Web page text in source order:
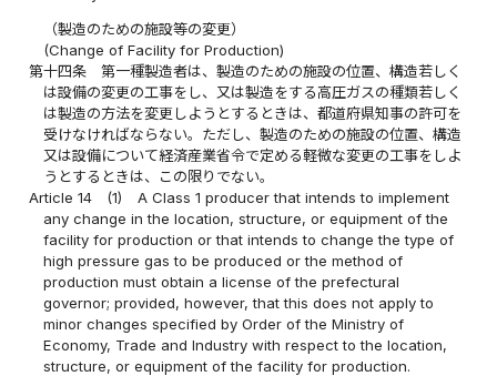
（製造のための施設等の変更）
(Change of Facility for Production)
第十四条
第一種製造者は、製造のための施設の位置、構造若しく
は設備の変更の工事をし、又は製造をする高圧ガスの種類若しく
は製造の方法を変更しようとするときは、都道府県知事の許可を
受けなければならない。ただし、製造のための施設の位置、構造
又は設備について経済産業省令で定める軽微な変更の工事をしよ
うとするときは、この限りでない。
Article 14
(1)
A Class 1 producer that intends to implement
any change in the location, structure, or equipment of the
facility for production or that intends to change the type of
high pressure gas to be produced or the method of
production must obtain a license of the prefectural
governor; provided, however, that this does not apply to
minor changes specified by Order of the Ministry of
Economy, Trade and Industry with respect to the location,
structure, or equipment of the facility for production.